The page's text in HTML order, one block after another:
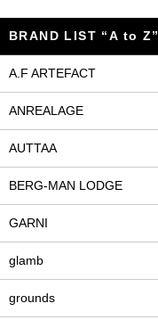
BRAND LIST “A to Z”
A.F ARTEFACT
ANREALAGE
AUTTAA
BERG-MAN LODGE
GARNI
glamb
grounds